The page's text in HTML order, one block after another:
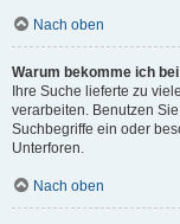
Nach oben
Warum bekomme ich
Ihre Suche lieferte zu
verarbeiten. Benutzen
Suchbegriffe ein oder
Unterforen.
Nach oben